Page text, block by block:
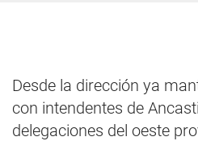
Desde la dirección ya
con intendentes de
delegaciones del oeste